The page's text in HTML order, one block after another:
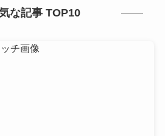
な記事 TOP10